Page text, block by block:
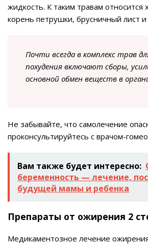
жидкость. К таким травам относится
корень петрушки, брусничный лист
Почти всегда в комплекс трав
похудения включают сборы,
основной обмен веществ в
Не забывайте, что самолечение
проконсультируйтесь с врачом-
Вам также будет интересно:
беременность — лечение,
будущей мамы и ребенка
Препараты от ожирения 2
Медикаментозное лечение